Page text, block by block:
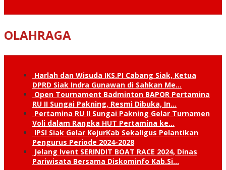
OLAHRAGA
Harlah dan Wisuda IKS.PI Cabang Siak, Ketua
DPRD Siak Indra Gunawan di Sahkan Me…
Open Tournament Badminton BAPOR Pertamina
RU II Sungai Pakning, Resmi Dibuka, In…
Pertamina RU II Sungai Pakning Gelar Turnamen
Voli dalam Rangka HUT Pertamina ke…
IPSI Siak Gelar KejurKab Sekaligus Pelantikan
Pengurus Periode 2024-2028
Jelang Ivent SERINDIT BOAT RACE 2024, Dinas
Pariwisata Bersama Diskominfo Kab.Si…